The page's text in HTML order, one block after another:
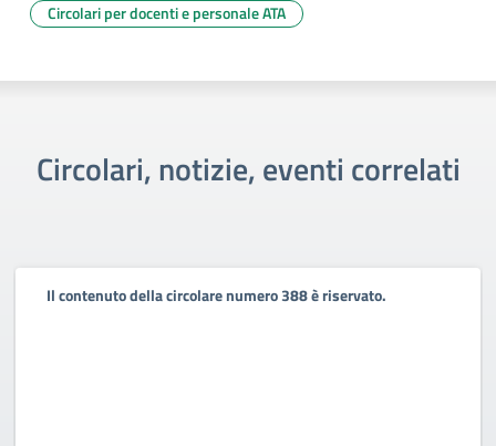
Circolari per docenti e personale ATA
Circolari, notizie, eventi correlati
Il contenuto della circolare numero 388 è riservato.